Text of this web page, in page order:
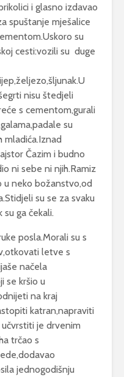
i glasno izdavao
spuštanje mješalice
su
cesti:vozili su duge
nisu štedjeli
s cementom,gurali
su
mladića.Iznad
Čazim i budno
ni sebe ni njih.Ramiz
u neko božanstvo,od
su se za svaku
ga čekali.
posla.Morali su s
letve s
načela
se kršio u
na kraj
katran,napraviti
je drvenim
trčao s
jednogodišnju